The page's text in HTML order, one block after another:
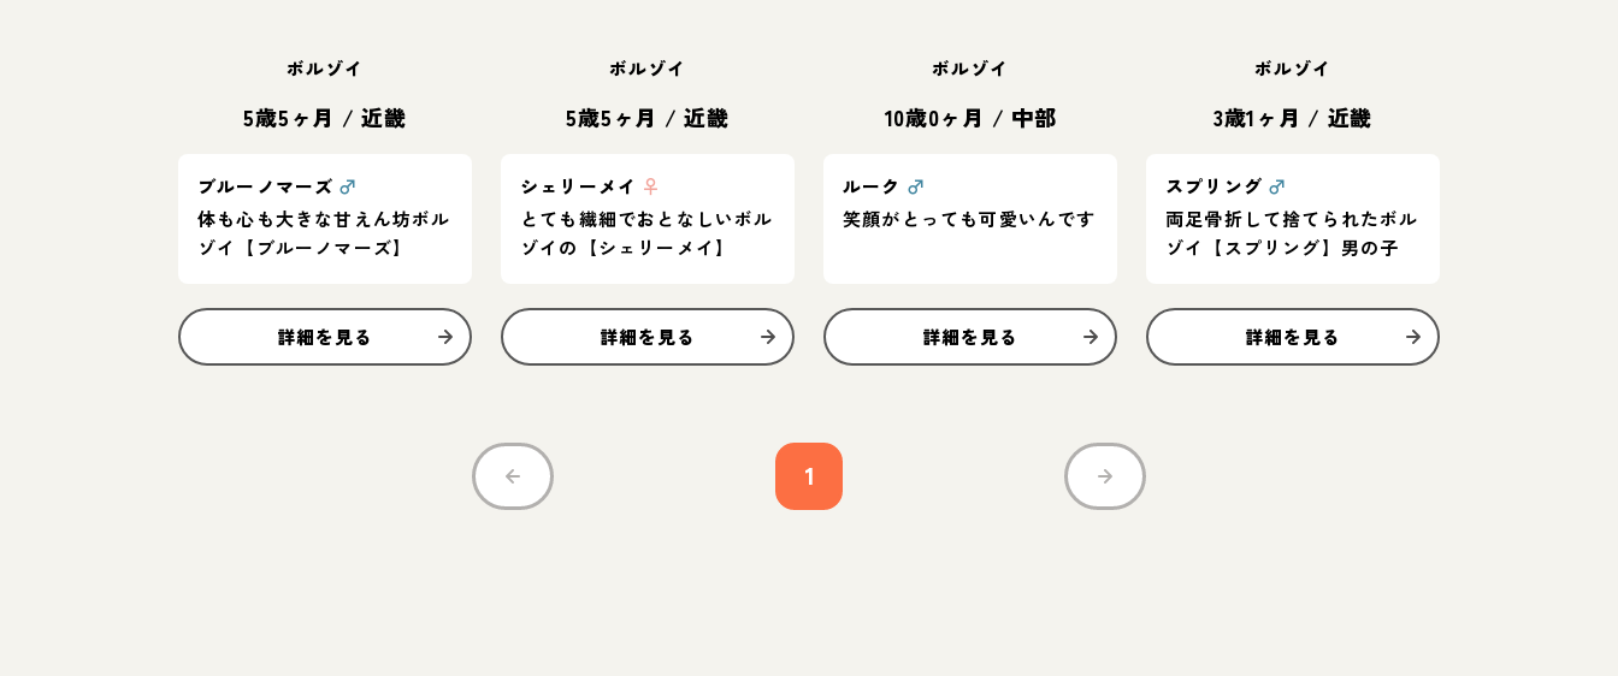
ボルゾイ
5歳5ヶ月 /近畿
ブルーノマーズ ♂
体も心も大きな甘えん坊ボル
ゾイ【ブルーノマーズ】
詳細を見る
ボルゾイ
5歳5ヶ月 /近畿
シェリーメイ ♀
とても繊細でおとなしいボル
ゾイの【シェリーメイ】
詳細を見る
ボルゾイ
10歳0ヶ月 / 中部
ルーク ♂
笑顔がとっても可愛いんです
詳細を見る
ボルゾイ
3歳1ヶ月 / 近畿
スプリング ♂
両足骨折して捨てられたボル
ゾイ【スプリング】男の子
詳細を見る
1